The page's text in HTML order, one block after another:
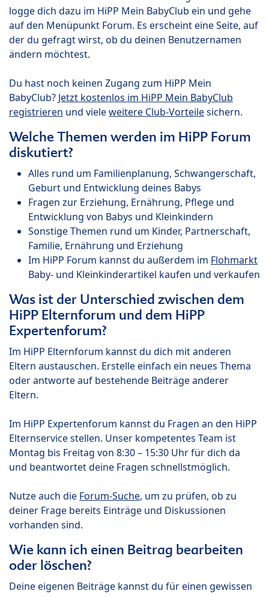
logge dich dazu im HiPP Mein BabyClub ein und gehe
auf den Menüpunkt Forum. Es erscheint eine Seite, auf
der du gefragt wirst, ob du deinen Benutzernamen
ändern möchtest.
Du hast noch keinen Zugang zum HiPP Mein
BabyClub? Jetzt kostenlos im HiPP Mein BabyClub
registrieren und vieleweitere Club-Vorteilesichern.
Welche Themen werden im HiPP Forum
diskutiert?
Alles rund um Familienplanung, Schwangerschaft,
Geburt und Entwicklung deines Babys
Fragen zur Erziehung, Ernährung, Pflege und
Entwicklung von Babys und Kleinkindern
Sonstige Themen rund um Kinder, Partnerschaft,
Familie, Ernährung und Erziehung
Im HiPP Forum kannst du außerdem im Flohmarkt
Baby- und Kleinkinderartikel kaufen und verkaufen
Was ist der Unterschied zwischen dem
HiPP Elternforum und dem HiPP
Expertenforum?
Im HiPP Elternforum kannst du dich mit anderen
Eltern austauschen. Erstelle einfach ein neues Thema
oder antworte auf bestehende Beiträge anderer
Eltern.
Im HiPP Expertenforum kannst du Fragen an den HiPP
Elternservice stellen. Unser kompetentes Team ist
Montag bis Freitag von 8:30 – 15:30 Uhr für dich da
und beantwortet deine Fragen schnellstmöglich.
Nutze auch die Forum-Suche, um zu prüfen, ob zu
deiner Frage bereits Einträge und Diskussionen
vorhanden sind.
Wie kann ich einen Beitrag bearbeiten
oder löschen?
Deine eigenen Beiträge kannst du für einen gewissen